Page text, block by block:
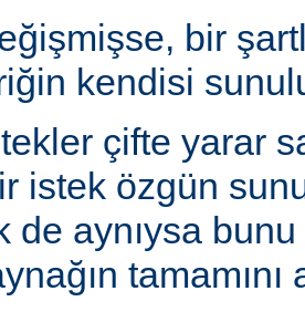
bir
kendisi
çifte yarar
istek özgün
de aynıysa